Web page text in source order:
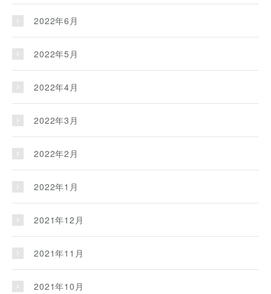
2022年6月
2022年5月
2022年4月
2022年3月
2022年2月
2022年1月
2021年12月
2021年11月
2021年10月